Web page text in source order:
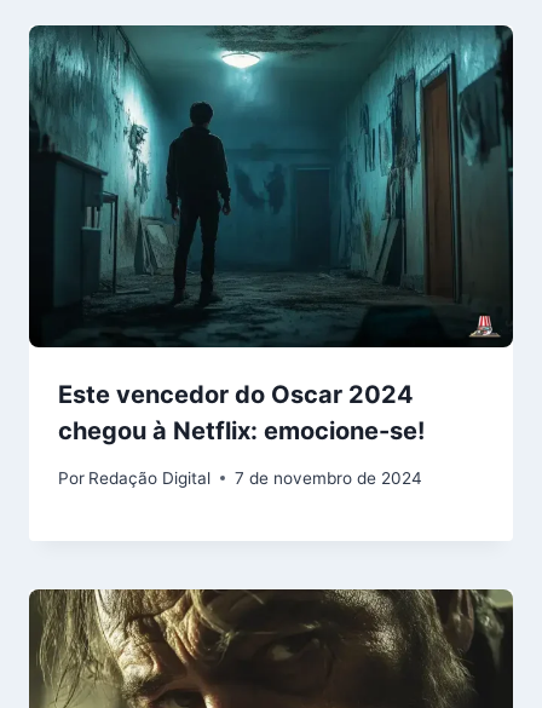
Este vencedor do Oscar 2024
chegou à Netflix: emocione-se!
Por Redação Digital 7 de novembro de 2024